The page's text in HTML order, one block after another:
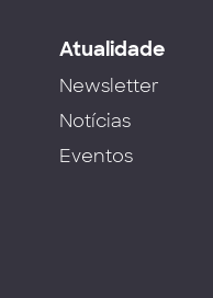
Atualidade
Newsletter
Notícias
Eventos